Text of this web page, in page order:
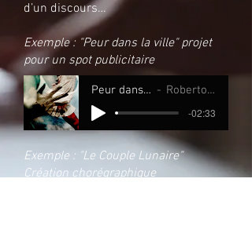
d’un discours…
Exemple : "Peur dans la ville" projet
pour un spot publicitaire
Peur dans la ville Roberto Cortesi
-02:33
Exemple : "Le Couple Lunaire"
Création chorégraphique